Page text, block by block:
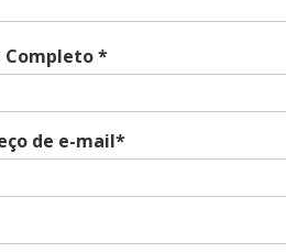
Completo *
de e-mail*